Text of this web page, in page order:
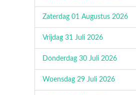
Zaterdag 01 Augustus 2026
Vrijdag 31 Juli 2026
Donderdag 30 Juli 2026
Woensdag 29 Juli 2026